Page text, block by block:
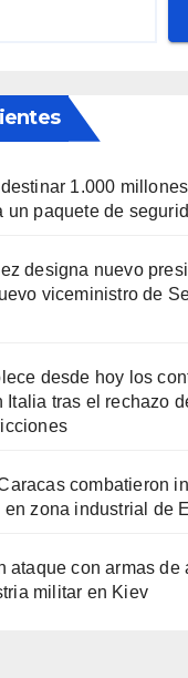
1.000
un paquete de
designa nuevo
viceministro de
desde hoy los
Italia tras el rechazo
combatieron
en zona industrial de
ataque con armas de
militar en Kiev